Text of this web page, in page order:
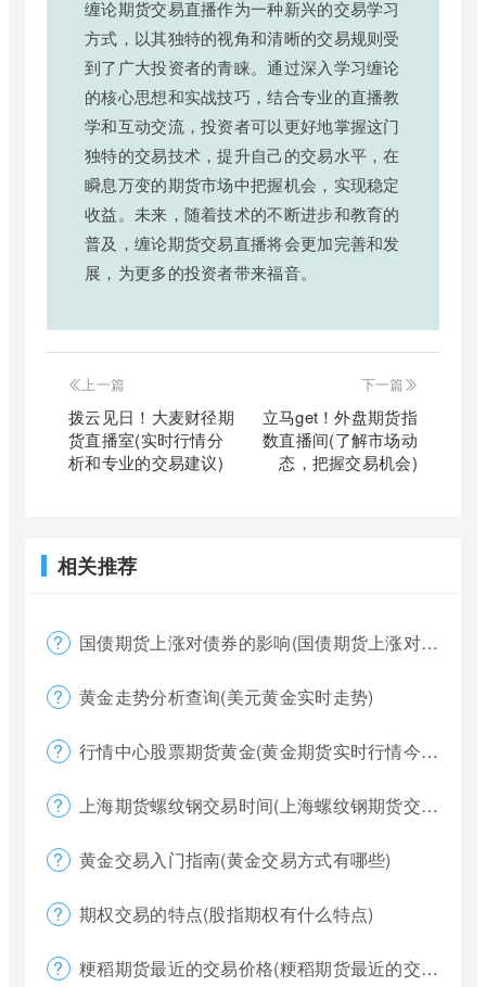
缠论期货交易直播作为一种新兴的交易学习
方式，以其独特的视角和清晰的交易规则受
到了广大投资者的青睐。通过深入学习缠论
的核心思想和实战技巧，结合专业的直播教
学和互动交流，投资者可以更好地掌握这门
独特的交易技术，提升自己的交易水平，在
瞬息万变的期货市场中把握机会，实现稳定
收益。未来，随着技术的不断进步和教育的
普及，缠论期货交易直播将会更加完善和发
展，为更多的投资者带来福音。
上一篇
拨云见日！大麦财径期
货直播室(实时行情分
析和专业的交易建议)
下一篇
立马get！外盘期货指
数直播间(了解市场动
态，把握交易机会)
相关推荐
国债期货上涨对债券的影响(国债期货上涨对债券的影响大吗)
黄金走势分析查询(美元黄金实时走势)
行情中心股票期货黄金(黄金期货实时行情今天)
上海期货螺纹钢交易时间(上海螺纹钢期货交割)
黄金交易入门指南(黄金交易方式有哪些)
期权交易的特点(股指期权有什么特点)
粳稻期货最近的交易价格(粳稻期货最近的交易价格是什么)